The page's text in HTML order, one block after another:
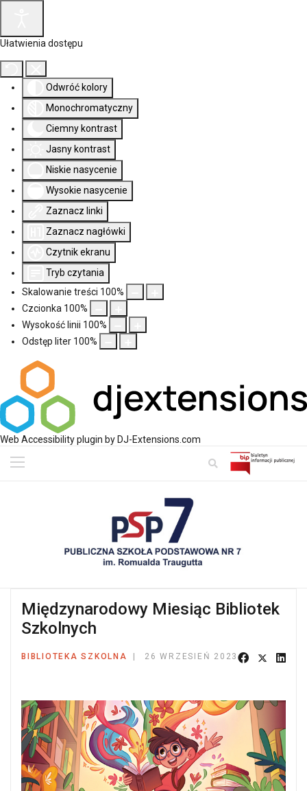
Ułatwienia dostępu
Odwróć kolory
Monochromatyczny
Ciemny kontrast
Jasny kontrast
Niskie nasycenie
Wysokie nasycenie
Zaznacz linki
Zaznacz nagłówki
Czytnik ekranu
Tryb czytania
Skalowanie treści 100%
Czcionka 100%
Wysokość linii 100%
Odstęp liter 100%
Web Accessibility plugin by DJ-Extensions.com
Międzynarodowy Miesiąc Bibliotek
Szkolnych
BIBLIOTEKA SZKOLNA 26 WRZESIEŃ 2023